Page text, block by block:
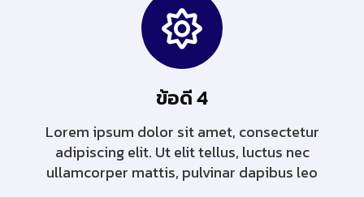
ข้อดี 4
Lorem ipsum dolor sit amet, consectetur
adipiscing elit. Ut elit tellus, luctus nec
ullamcorper mattis, pulvinar dapibus leo